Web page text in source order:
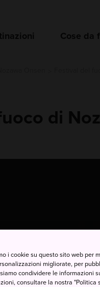
Cose da
di
i cookie su questo sito web per
migliorate, per
condividere le informazioni
consultare la nostra "Politica